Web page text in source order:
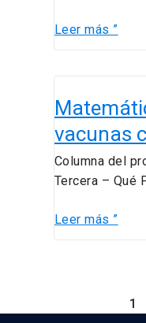
Leer más ”
vacunas
Columna del
Tercera – Qué
y
vacunas
contra
la
Leer más ”
1